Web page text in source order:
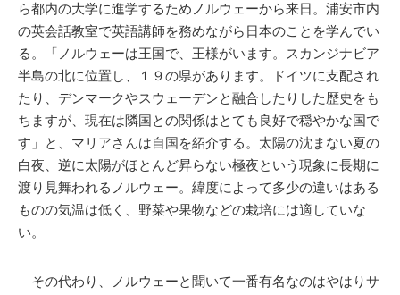
ら都内の大学に進学するためノルウェーから来日。浦安市内
の英会話教室で英語講師を務めながら日本のことを学んでい
る。「ノルウェーは王国で、王様がいます。スカンジナビア
半島の北に位置し、１９の県があります。ドイツに支配され
たり、デンマークやスウェーデンと融合したりした歴史をも
ちますが、現在は隣国との関係はとても良好で穏やかな国で
す」と、マリアさんは自国を紹介する。太陽の沈まない夏の
白夜、逆に太陽がほとんど昇らない極夜という現象に長期に
渡り見舞われるノルウェー。緯度によって多少の違いはある
ものの気温は低く、野菜や果物などの栽培には適していな
い。
その代わり、ノルウェーと聞いて一番有名なのはやはりサ